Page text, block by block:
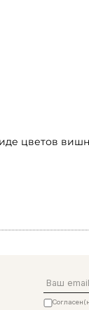
цветов
Email